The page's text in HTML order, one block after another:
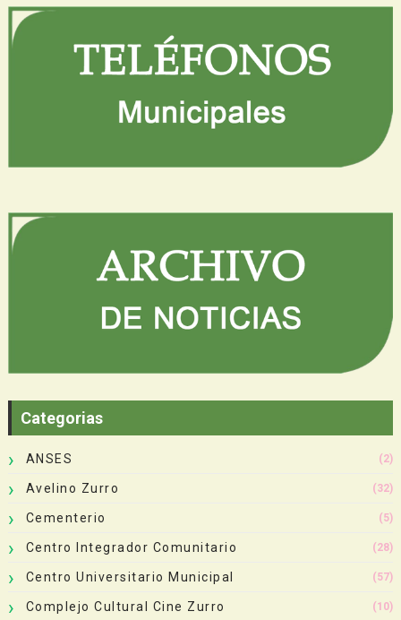
Categorias
ANSES (2)
Avelino Zurro (32)
Cementerio (5)
Centro Integrador Comunitario (28)
Centro Universitario Municipal (57)
Complejo Cultural Cine Zurro (10)